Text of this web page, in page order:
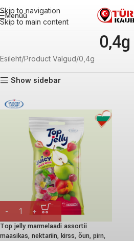
Skip to navigation
Skip to main content
Menüü
0,4g
Esileht Product Valgud 0,4g
Show sidebar
Top jelly marmelaadi assortii
maasikas, nektariin, kirss, õun, pirn,